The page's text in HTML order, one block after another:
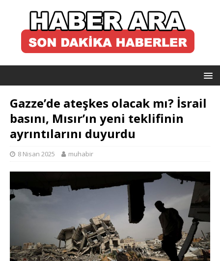
Gazze’de ateşkes olacak mı? İsrail
basını, Mısır’ın yeni teklifinin
ayrıntılarını duyurdu
8 Nisan 2025 muhabir